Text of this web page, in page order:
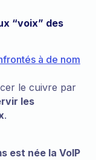
“voix” des
à de nom
le cuivre par
les
.
est née la VoIP